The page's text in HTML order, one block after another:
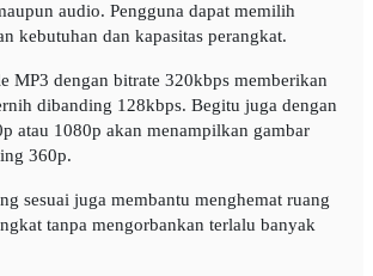
audio. Pengguna dapat memilih
kebutuhan dan kapasitas perangkat.
MP3 dengan bitrate 320kbps memberikan
dibanding 128kbps. Begitu juga dengan
atau 1080p akan menampilkan gambar
360p.
sesuai juga membantu menghemat ruang
tanpa mengorbankan terlalu banyak